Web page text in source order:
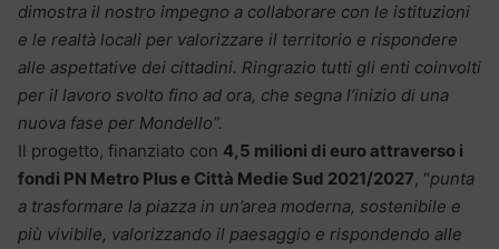
dimostra il nostro impegno a collaborare con le istituzioni
e le realtà locali per valorizzare il territorio e rispondere
alle aspettative dei cittadini. Ringrazio tutti gli enti coinvolti
per il lavoro svolto fino ad ora, che segna l’inizio di una
nuova fase per Mondello”.
Il progetto, finanziato con 4,5 milioni di euro attraverso i
fondi PN Metro Plus e Città Medie Sud 2021/2027, “punta
a trasformare la piazza in un’area moderna, sostenibile e
più vivibile, valorizzando il paesaggio e rispondendo alle